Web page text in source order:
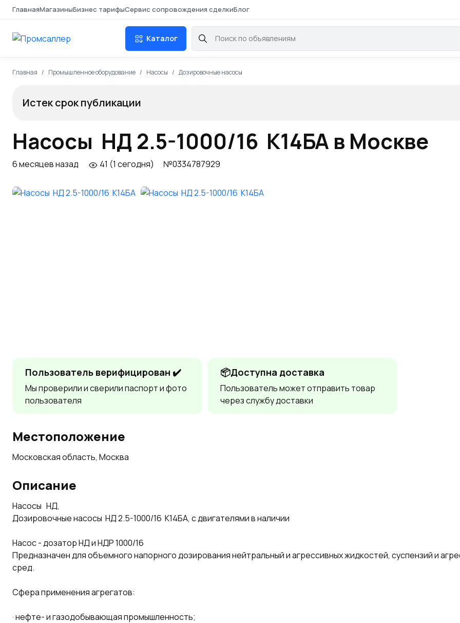
ГлавнаяМагазиныБизнес тарифыСервис сопровождения сделкиБлог
Каталог
Главная Промышленное оборудование Насосы Дозировочные насосы
Истек срок публикации
Насосы НД 2.5-1000/16 К14БА в Москве
6 месяцев назад 41 (1 сегодня) №0334787929
Пользователь верифицирован ✔️
Мы проверили и сверили паспорт и фото
пользователя
📦Доступна доставка
Пользователь может отправить товар
через службу доставки
Местоположение
Московская область, Москва
Описание
Насосы НД,
Дозировочные насосы НД 2.5-1000/16 К14БА, с двигателями в наличии
Насос - дозатор НД и НДР 1000/16
Предназначен для объемного напорного дозирования нейтральный и агрессивных жидкостей, суспензий и
сред.
Сфера применения агрегатов:
· нефте- и газодобывающая промышленность;